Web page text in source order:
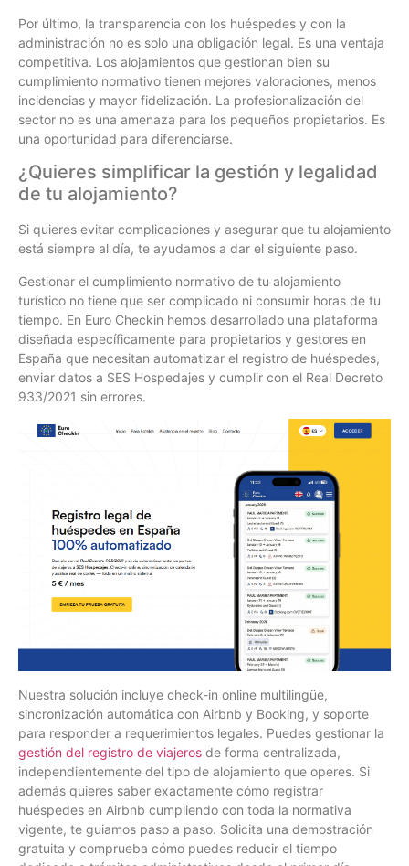
Por último, la transparencia con los huéspedes y con la
administración no es solo una obligación legal. Es una ventaja
competitiva. Los alojamientos que gestionan bien su
cumplimiento normativo tienen mejores valoraciones, menos
incidencias y mayor fidelización. La profesionalización del
sector no es una amenaza para los pequeños propietarios. Es
una oportunidad para diferenciarse.
¿Quieres simplificar la gestión y legalidad
de tu alojamiento?
Si quieres evitar complicaciones y asegurar que tu alojamiento
está siempre al día, te ayudamos a dar el siguiente paso.
Gestionar el cumplimiento normativo de tu alojamiento
turístico no tiene que ser complicado ni consumir horas de tu
tiempo. En Euro Checkin hemos desarrollado una plataforma
diseñada específicamente para propietarios y gestores en
España que necesitan automatizar el registro de huéspedes,
enviar datos a SES Hospedajes y cumplir con el Real Decreto
933/2021 sin errores.
Nuestra solución incluye check-in online multilingüe,
sincronización automática con Airbnb y Booking, y soporte
para responder a requerimientos legales. Puedes gestionar la
gestión del registro de viajeros de forma centralizada,
independientemente del tipo de alojamiento que operes. Si
además quieres saber exactamente cómo registrar
huéspedes en Airbnb cumpliendo con toda la normativa
vigente, te guiamos paso a paso. Solicita una demostración
gratuita y comprueba cómo puedes reducir el tiempo